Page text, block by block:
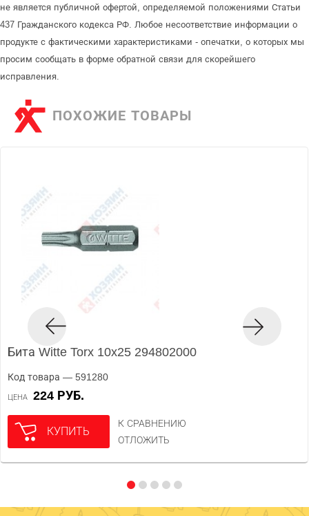
не является публичной офертой, определяемой положениями Статьи
437 Гражданского кодекса РФ. Любое несоответствие информации о
продукте с фактическими характеристиками - опечатки, о которых мы
просим сообщать в форме обратной связи для скорейшего
исправления.
ПОХОЖИЕ ТОВАРЫ
Бита Witte Torx 10x25 294802000
Код товара — 591280
ЦЕНА 224 РУБ.
КУПИТЬ
К СРАВНЕНИЮ
ОТЛОЖИТЬ